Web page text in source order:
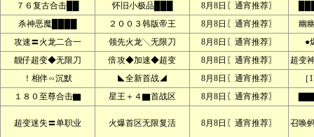
７６复古合击██
怀旧小极品███ 8月8日〖通宵推荐〗
杀神恶魔████
２００３韩版帝王 8月8日〖通宵推荐〗
幽
攻速〓火龙二合一
领先火龙╲无限刀 8月8日〖通宵推荐〗
●
靓仔超变◆无限刀
倍攻◆加速◆超变 8月8日〖通宵推荐〗
超变
！相伴∽沉默
◣全新首战◢ 8月8日〖通宵推荐〗
１８０至尊合击▇
星王＋４▇首战区 8月8日〖通宵推荐〗
超变迷失〓单职业 火爆首区无限复活 8月8日〖通宵推荐〗 召唤